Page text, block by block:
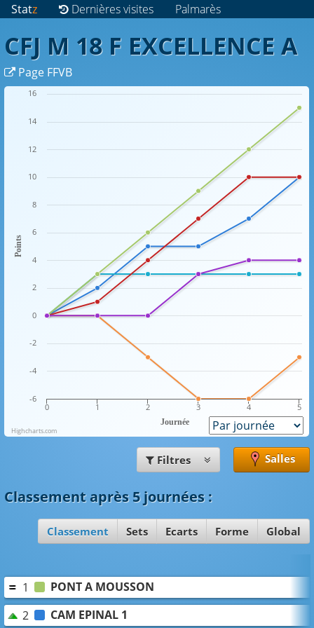
Statz Dernières visites Palmarès
CFJ M 18 F EXCELLENCE A
Page FFVB
Journée
Points
0 1 2 3 4 5
-6
-4
-2
0
2
4
6
8
10
12
14
16
Highcharts.com
Filtres Salles
Classement après 5 journées:
Classement Sets Ecarts Forme Global
1
PONT A MOUSSON
2
CAM EPINAL 1